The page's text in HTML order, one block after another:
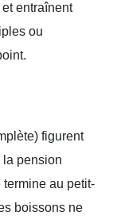
entraînent
ou
figurent
la pension
au petit-
boissons ne